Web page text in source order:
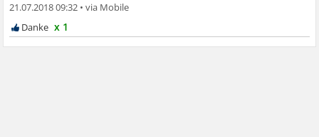
21.07.2018 09:32 •
x 1